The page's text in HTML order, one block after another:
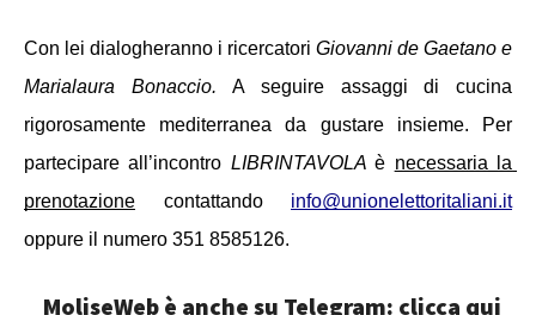
Con lei dialogheranno i ricercatori Giovanni de Gaetano e
Marialaura Bonaccio. A seguire assaggi di cucina
rigorosamente mediterranea da gustare insieme.
Per
partecipare all’incontro LIBRINTAVOLA è necessaria la
prenotazione contattando info@unionelettoritaliani.it
oppure il numero 351 8585126.
MoliseWeb è anche su Telegram: clicca qui